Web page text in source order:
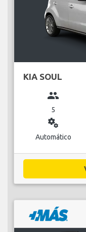
KIA SOUL
group
5
miscellaneous_services
Automático